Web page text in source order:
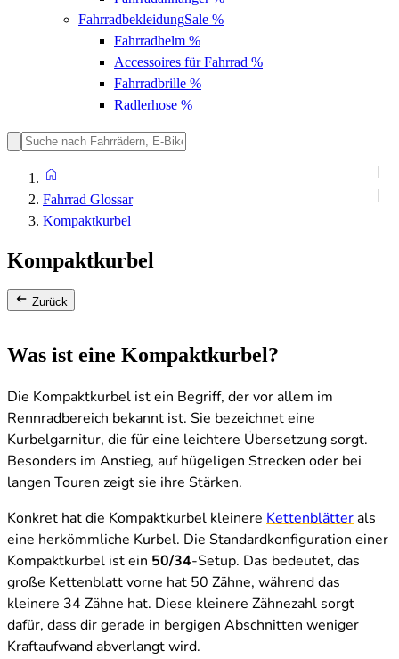
FahrradbekleidungSale %
Fahrradhelm %
Accessoires für Fahrrad %
Fahrradbrille %
Radlerhose %
Fahrrad Glossar
Kompaktkurbel
Kompaktkurbel
Zurück
Was ist eine Kompaktkurbel?
Die Kompaktkurbel ist ein Begriff, der vor allem im
Rennradbereich bekannt ist. Sie bezeichnet eine
Kurbelgarnitur, die für eine leichtere Übersetzung sorgt.
Besonders im Anstieg, auf hügeligen Strecken oder bei
langen Touren zeigt sie ihre Stärken.
Konkret hat die Kompaktkurbel kleinere Kettenblätter als
eine herkömmliche Kurbel. Die Standardkonfiguration einer
Kompaktkurbel ist ein 50/34-Setup. Das bedeutet, das
große Kettenblatt vorne hat 50 Zähne, während das
kleinere 34 Zähne hat. Diese kleinere Zähnezahl sorgt
dafür, dass dir gerade in bergigen Abschnitten weniger
Kraftaufwand abverlangt wird.